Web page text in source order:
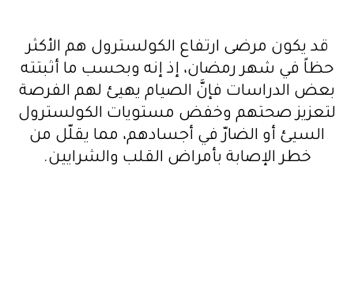
قد يكون مرضى ارتفاع الكولسترول هم الأكثر
حظاً في شهر رمضان، إذ إنه وبحسب ما أثبتته
بعض الدراسات فإنَّ الصيام يهيئ لهم الفرصة
لتعزيز صحتهم وخفض مستويات الكولسترول
السيئ أو الضارّ في أجسادهم، مما يقلّل من
خطر الإصابة بأمراض القلب والشرايين.